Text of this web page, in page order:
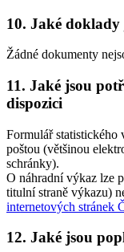
10. Jaké doklady
Žádné dokumenty
11. Jaké jsou
dispozici
Formulář statistického
poštou (většinou
schránky).
O náhradní výkaz lze
titulní straně výkazu)
internetových stránek
12. Jaké jsou